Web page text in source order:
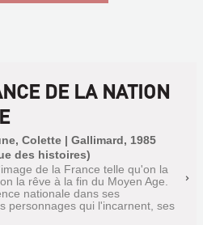
DE LA NATION
Colette | Gallimard, 1985
des histoires)
de la France telle qu'on la
la rêve à la fin du Moyen Age.
nationale dans ses
personnages qui l'incarnent, ses